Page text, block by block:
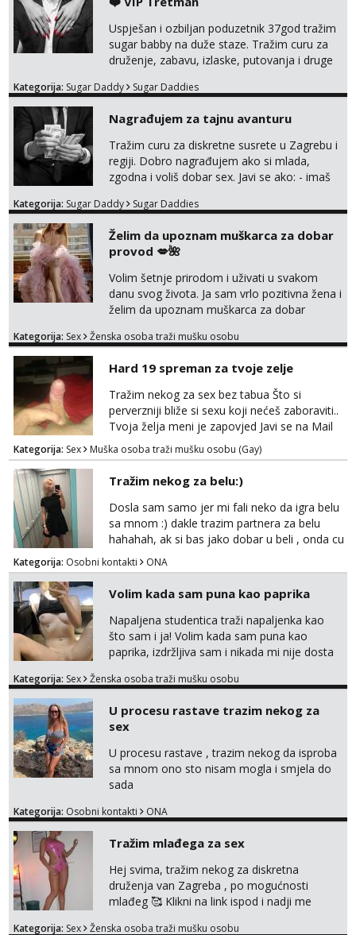
Uspješan i ozbiljan poduzetnik 37god tražim
sugar babby na duže staze. Tražim curu za
druženje, zabavu, izlaske, putovanja i druge
otvorena, komunikativna, zgodna i atraktivna
markodalic37@gmail.com
Kategorija: Sugar Daddy Sugar Daddies
Nagrađujem za tajnu avanturu
Tražim curu za diskretne susrete u Zagrebu i
regiji. Dobro nagrađujem ako si mlada,
zgodna i voliš dobar sex. Javi se ako: - imaš
kosu - se dobro ljubiš - si fleksibilna s
dostupna radnim danom (vikendi i noći su za
obitelj) - vodiš brigu o zdravlju i koristiš
zaštitu Ne javljajte se: - debele - frajeri i
paro...
Kategorija: Sugar Daddy Sugar Daddies
Želim da upoznam muškarca za dobar
provod 💋🌺
Volim šetnje prirodom i uživati u svakom
danu svog života. Ja sam vrlo pozitivna žena i
želim da upoznam muškarca za dobar
na link ispod i nadji me tamo, cekam te!
Kategorija: Sex Ženska osoba traži mušku osobu
Hard 19 spreman za tvoje zelje
Tražim nekog za sex bez tabua Što si
perverzniji bliže si sexu koji nećeš zaboraviti..
Tvoja želja meni je zapovjed Javi se na Mail
leonjeger1984@gmail.com
Kategorija: Sex Muška osoba traži mušku osobu (Gay)
Tražim nekog za belu:)
Dosla sam samo jer mi fali neko da igra belu
sa mnom :) dakle trazim partnera za belu
hahahah, ak si bas jako dobar u beli , onda cu
razmislit za dalje Klikni na link ispod i nadji me
tamo, cekam te!
Kategorija: Osobni kontakti ONA
Volim kada sam puna kao paprika
Napaljena studentica traži napaljenka kao
što sam i ja! Volim kada sam puna kao
paprika, izdržljiva sam i nikada mi nije dosta
bilo kad i bilo gdje zato se javi što prije da
tamo, cekam te!
Kategorija: Sex Ženska osoba traži mušku osobu
U procesu rastave trazim nekog za
sex
U procesu rastave , trazim nekog da isproba
sa mnom ono sto nisam mogla i smjela do
sada
Kategorija: Osobni kontakti ONA
Tražim mlađega za sex
Hej svima, tražim nekog za diskretna
druženja van Zagreba , po mogućnosti
mlađeg 🥰 Klikni na link ispod i nadji me
Kategorija: Sex Ženska osoba traži mušku osobu